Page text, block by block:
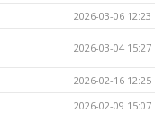
2026-03-06 12:23
2026-03-04 15:27
2026-02-16 12:25
2026-02-09 15:07